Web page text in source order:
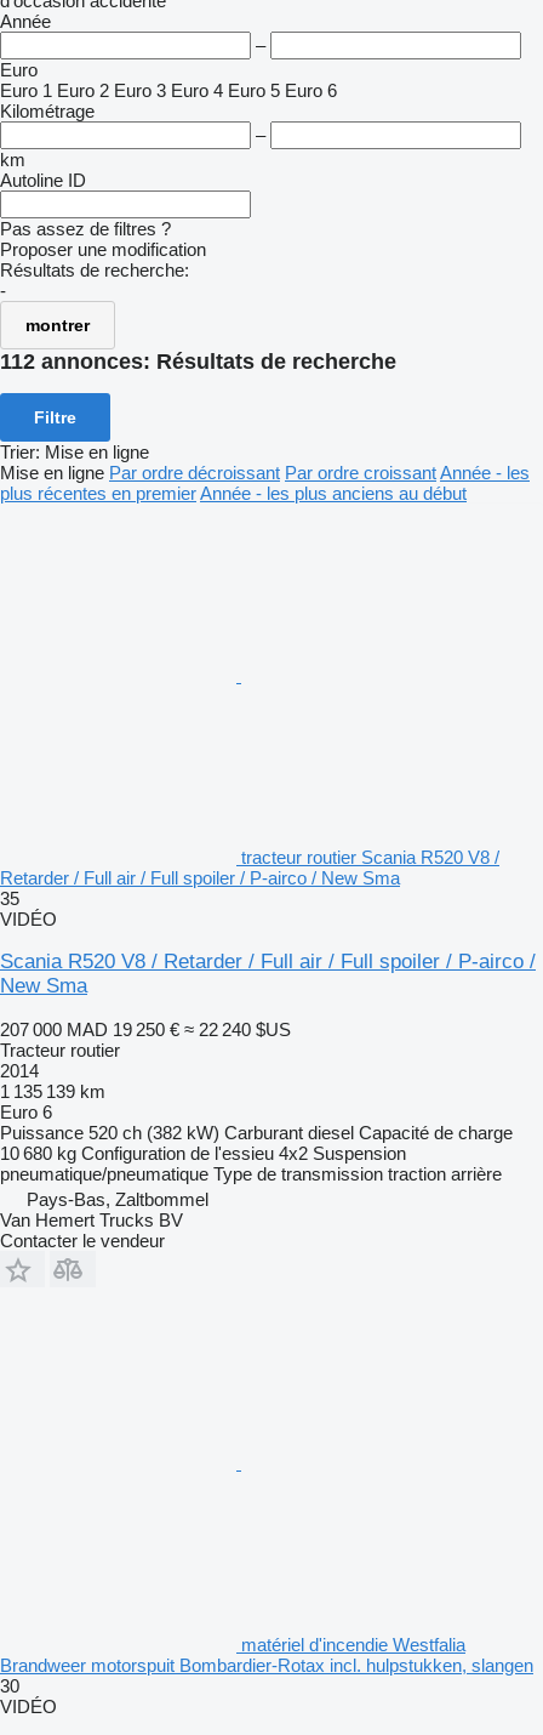
Année
–
Euro
Euro 1 Euro 2 Euro 3 Euro 4 Euro 5 Euro 6
Kilométrage
–
km
Autoline ID
Pas assez de filtres ?
Proposer une modification
Résultats de recherche:
-
montrer
112 annonces: Résultats de recherche
Filtre
Trier: Mise en ligne
Mise en ligne Par ordre décroissant Par ordre croissantAnnée - les
plus récentes en premierAnnée - les plus anciens au début
tracteur routier Scania R520 V8 /
Retarder / Full air / Full spoiler / P-airco / New Sma
35
VIDÉO
Scania R520 V8 / Retarder / Full air / Full spoiler / P-airco /
New Sma
207 000 MAD 19 250 € ≈ 22 240 $US
Tracteur routier
2014
1 135 139 km
Euro 6
Puissance 520 ch (382 kW) Carburant diesel Capacité de charge
10 680 kg Configuration de l'essieu 4x2 Suspension
pneumatique/pneumatique Type de transmission traction arrière
Pays-Bas, Zaltbommel
Van Hemert Trucks BV
Contacter le vendeur
matériel d'incendie Westfalia
Brandweer motorspuit Bombardier-Rotax incl. hulpstukken, slangen
30
VIDÉO